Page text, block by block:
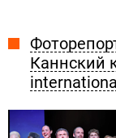
Каннский